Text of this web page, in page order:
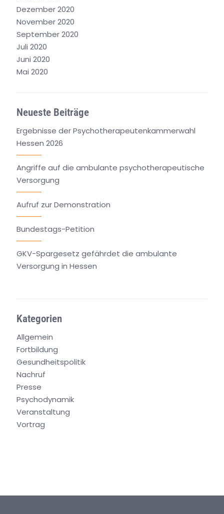
Dezember 2020
November 2020
September 2020
Juli 2020
Juni 2020
Mai 2020
Neueste Beiträge
Ergebnisse der Psychotherapeutenkammerwahl
Hessen 2026
Angriffe auf die ambulante psychotherapeutische
Versorgung
Aufruf zur Demonstration
Bundestags-Petition
GKV-Spargesetz gefährdet die ambulante
Versorgung in Hessen
Kategorien
Allgemein
Fortbildung
Gesundheitspolitik
Nachruf
Presse
Psychodynamik
Veranstaltung
Vortrag